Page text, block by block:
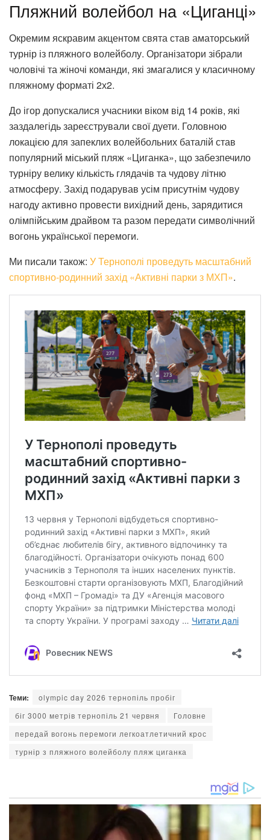
Пляжний волейбол на «Циганці»
Окремим яскравим акцентом свята став аматорський
турнір із пляжного волейболу. Організатори зібрали
чоловічі та жіночі команди, які змагалися у класичному
пляжному форматі 2х2.
До ігор допускалися учасники віком від 14 років, які
заздалегідь зареєстрували свої дуети. Головною
локацією для запеклих волейбольних баталій став
популярний міський пляж «Циганка», що забезпечило
турніру велику кількість глядачів та чудову літню
атмосферу. Захід подарував усім присутнім чудову
нагоду активно провести вихідний день, зарядитися
олімпійським драйвом та разом передати символічний
вогонь української перемоги.
Ми писали також: У Тернополі проведуть масштабний
спортивно-родинний захід «Активні парки з МХП».
Теми:
olympic day 2026 тернопіль пробіг
біг 3000 метрів тернопіль 21 червня
Головне
передай вогонь перемоги легкоатлетичний крос
турнір з пляжного волейболу пляж циганка